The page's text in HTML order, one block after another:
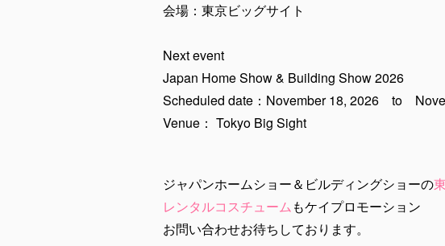
会場：東京ビッグサイト
Next event
Japan Home Show & Building Show 2026
Scheduled date：November 18, 2026 to
Venue： Tokyo Big Sight
ジャパンホームショー＆ビルディングショーの
レンタルコスチュームもケイプロモーション
お問い合わせお待ちしております。